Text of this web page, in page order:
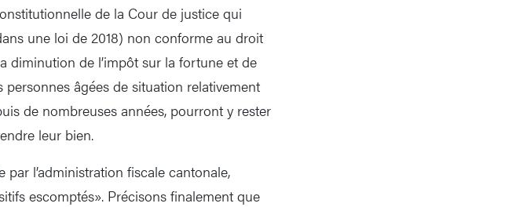
de la Cour de justice qui
une loi de 2018) non conforme au droit
diminution de l’impôt sur la fortune et de
âgées de situation relativement
de nombreuses années, pourront y rester
leur bien.
l’administration fiscale cantonale,
escomptés». Précisons finalement que